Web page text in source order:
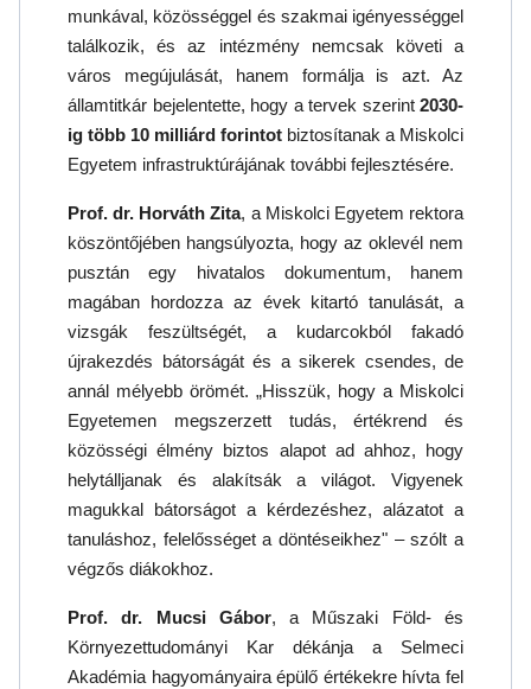
munkával, közösséggel és szakmai igényességgel
találkozik, és az intézmény nemcsak követi a
város megújulását, hanem formálja is azt. Az
államtitkár bejelentette, hogy a tervek szerint 2030-
ig több 10 milliárd forintot biztosítanak a Miskolci
Egyetem infrastruktúrájának további fejlesztésére.
Prof. dr. Horváth Zita, a Miskolci Egyetem rektora
köszöntőjében hangsúlyozta, hogy az oklevél nem
pusztán egy hivatalos dokumentum, hanem
magában hordozza az évek kitartó tanulását, a
vizsgák feszültségét, a kudarcokból fakadó
újrakezdés bátorságát és a sikerek csendes, de
annál mélyebb örömét. „Hisszük, hogy a Miskolci
Egyetemen megszerzett tudás, értékrend és
közösségi élmény biztos alapot ad ahhoz, hogy
helytálljanak és alakítsák a világot. Vigyenek
magukkal bátorságot a kérdezéshez, alázatot a
tanuláshoz, felelősséget a döntéseikhez" – szólt a
végzős diákokhoz.
Prof. dr. Mucsi Gábor, a Műszaki Föld- és
Környezettudományi Kar dékánja a Selmeci
Akadémia hagyományaira épülő értékekre hívta fel